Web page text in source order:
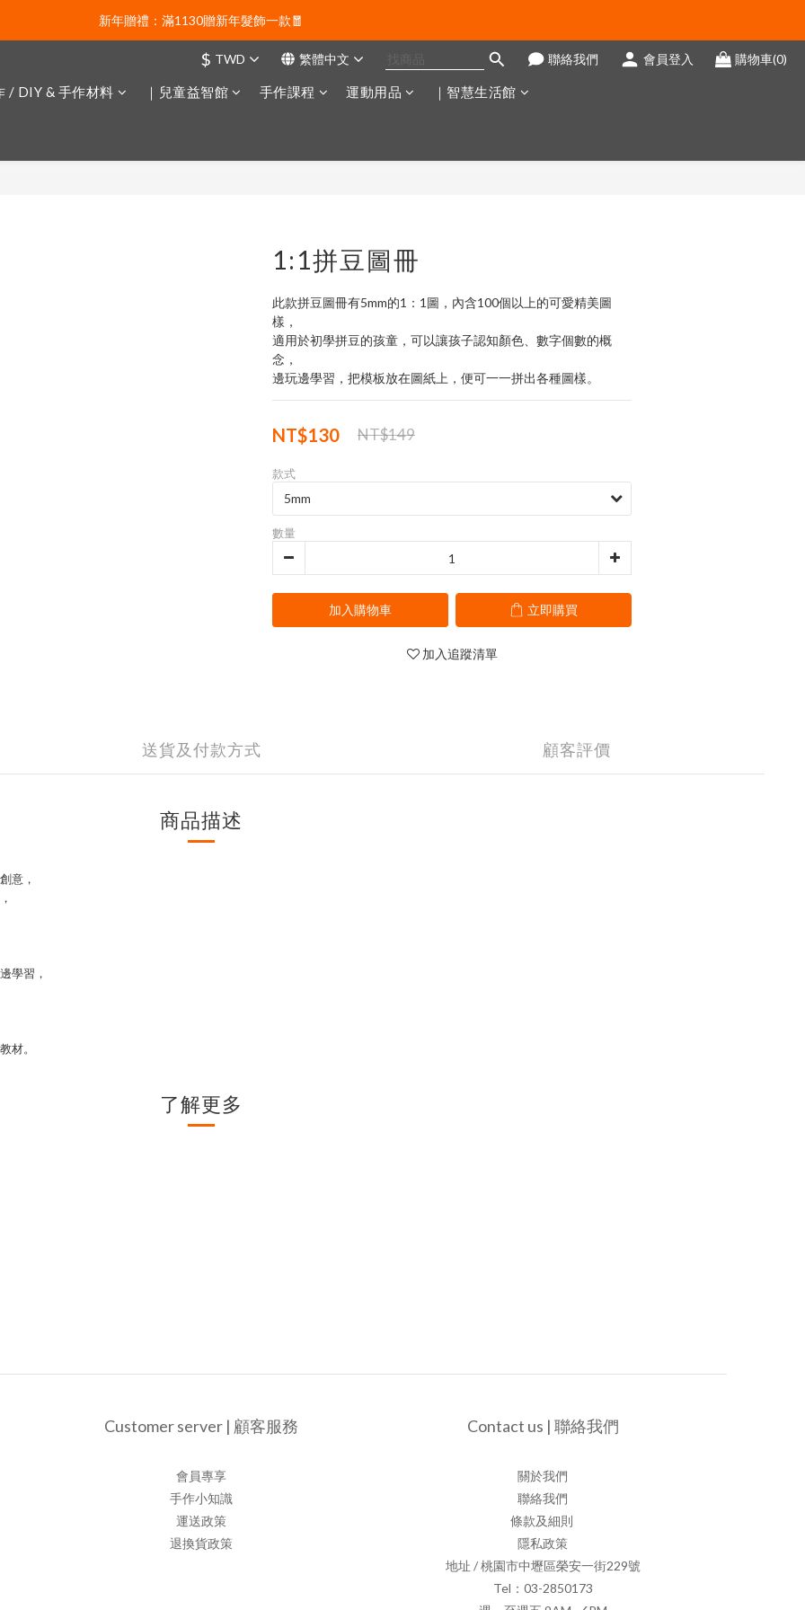
會員日福利  |  0元免運及100折價券 🙀
新年贈禮：滿1130贈新年髮飾一款🧧
會員日福利  |  0元免運及100折價券 🙀
$ TWD 繁體中文 聯絡我們 會員登入 購物車(0)
/ DIY & 手作材料 ｜兒童益智館 手作課程 運動用品 ｜智慧生活館
1:1拼豆圖冊
此款拼豆圖冊有5mm的1：1圖，內含100個以上的可愛精美圖
樣，
適用於初學拼豆的孩童，可以讓孩子認知顏色、數字個數的概
念，
邊玩邊學習，把模板放在圖紙上，便可一一拼出各種圖樣。
NT$130 NT$149
款式
數量
加入購物車 立即購買
加入追蹤清單
送貨及付款方式 顧客評價
商品描述
意，
學習，
材。
了解更多
Customer server | 顧客服務
會員專享
手作小知識
運送政策
退換貨政策
Contact us | 聯絡我們
關於我們
聯絡我們
條款及細則
隱私政策
地址 / 桃園市中壢區榮安一街229號
Tel：03-2850173